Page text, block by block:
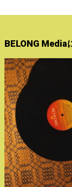
BELONG Media